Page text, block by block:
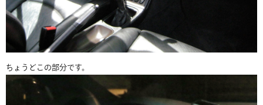
ちょうどこの部分です。